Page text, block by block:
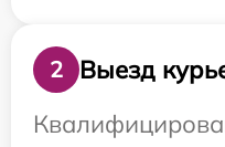
2
Выезд